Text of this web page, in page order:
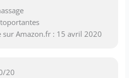
sur Amazon.fr : 15 avril 2020
20